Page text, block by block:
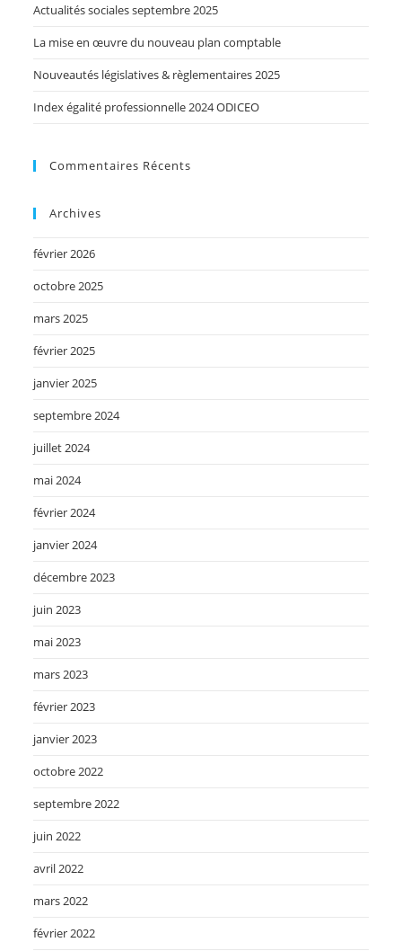
Actualités sociales septembre 2025
La mise en œuvre du nouveau plan comptable
Nouveautés législatives & règlementaires 2025
Index égalité professionnelle 2024 ODICEO
Commentaires Récents
Archives
février 2026
octobre 2025
mars 2025
février 2025
janvier 2025
septembre 2024
juillet 2024
mai 2024
février 2024
janvier 2024
décembre 2023
juin 2023
mai 2023
mars 2023
février 2023
janvier 2023
octobre 2022
septembre 2022
juin 2022
avril 2022
mars 2022
février 2022